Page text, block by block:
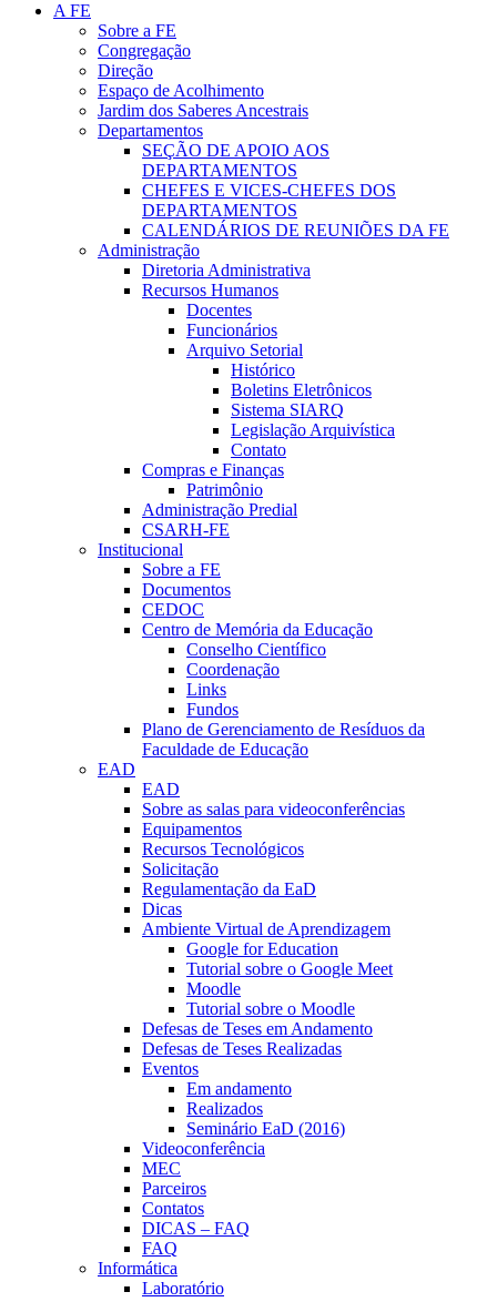
A FE
Sobre a FE
Congregação
Direção
Espaço de Acolhimento
Jardim dos Saberes Ancestrais
Departamentos
SEÇÃO DE APOIO AOS
DEPARTAMENTOS
CHEFES E VICES-CHEFES DOS
DEPARTAMENTOS
CALENDÁRIOS DE REUNIÕES DA FE
Administração
Diretoria Administrativa
Recursos Humanos
Docentes
Funcionários
Arquivo Setorial
Histórico
Boletins Eletrônicos
Sistema SIARQ
Legislação Arquivística
Contato
Compras e Finanças
Patrimônio
Administração Predial
CSARH-FE
Institucional
Sobre a FE
Documentos
CEDOC
Centro de Memória da Educação
Conselho Científico
Coordenação
Links
Fundos
Plano de Gerenciamento de Resíduos da
Faculdade de Educação
EAD
EAD
Sobre as salas para videoconferências
Equipamentos
Recursos Tecnológicos
Solicitação
Regulamentação da EaD
Dicas
Ambiente Virtual de Aprendizagem
Google for Education
Tutorial sobre o Google Meet
Moodle
Tutorial sobre o Moodle
Defesas de Teses em Andamento
Defesas de Teses Realizadas
Eventos
Em andamento
Realizados
Seminário EaD (2016)
Videoconferência
MEC
Parceiros
Contatos
DICAS – FAQ
FAQ
Informática
Laboratório